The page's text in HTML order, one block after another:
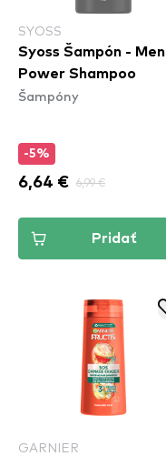
SYOSS
Syoss Šampón - Men
Power Shampoo
Šampóny
-5%
6,64 € 6,99 €
Pridať
GARNIER